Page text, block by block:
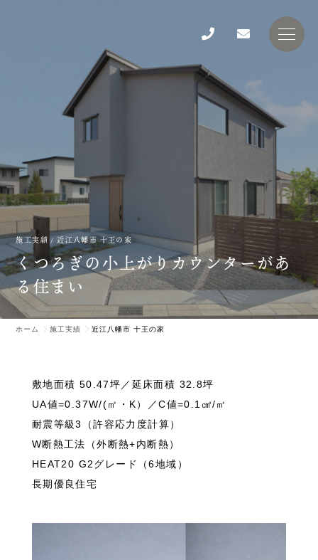
施工実績 / 近江八幡市 十王の家
くつろぎの 小上がりカウンターがあ
る住ま い
ホーム 施工実績 近江八幡市 十王の家
敷地面積 50.47坪／延床面積 32.8坪
UA値=0.37W/(㎡・K）／C値=0.1㎠/㎡
耐震等級3（許容応力度計算）
W断熱工法（外断熱+内断熱）
HEAT20 G2グレード（6地域）
長期優良住宅